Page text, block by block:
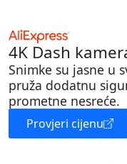
4K Dash
Snimke su jasne u
pruža dodatnu
prometne nesreće.
Provjeri cijenu